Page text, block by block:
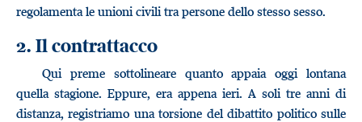
regolamenta le unioni civili tra persone dello stesso sesso.
2. Il contrattacco
Qui preme sottolineare quanto appaia oggi lontana
quella stagione. Eppure, era appena ieri. A soli tre anni di
distanza, registriamo una torsione del dibattito politico sulle